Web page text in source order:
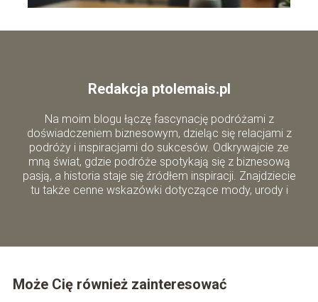
Redakcja ptolemais.pl
Na moim blogu łączę fascynację podróżami z
doświadczeniem biznesowym, dzieląc się relacjami z
podróży i inspiracjami do sukcesów. Odkrywajcie ze
mną świat, gdzie podróże spotykają się z biznesową
pasją, a historia staje się źródłem inspiracji. Znajdziecie
tu także cenne wskazówki dotyczące mody, urody i
Może Cię również zainteresować